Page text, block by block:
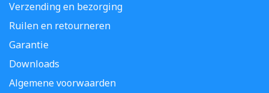
Verzending en bezorging
Ruilen en retourneren
Garantie
Downloads
Algemene voorwaarden